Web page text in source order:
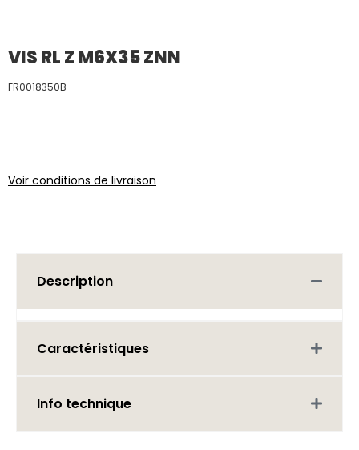
VIS RL Z M6X35 ZNN
FR0018350B
Voir conditions de livraison
Description
Caractéristiques
Info technique